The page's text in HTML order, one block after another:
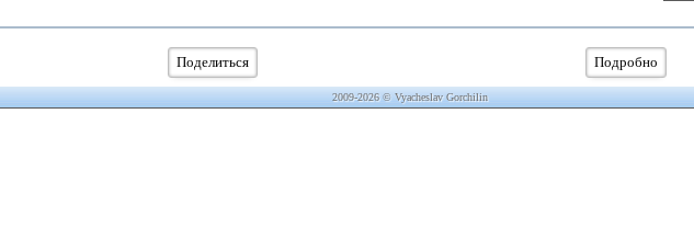
Поделиться Подробно
2009-2026 © Vyacheslav Gorchilin